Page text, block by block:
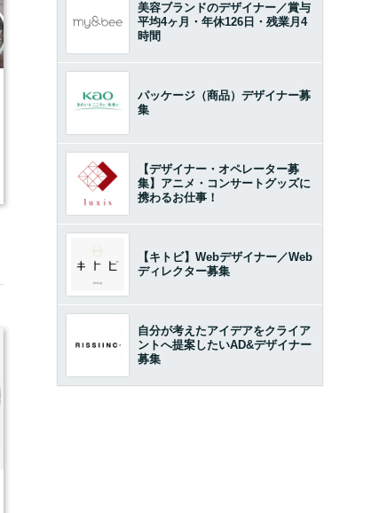
美容ブランドのデザイナー／賞与
平均4ヶ月・年休126日・残業月4
時間
パッケージ（商品）デザイナー募
集
【デザイナー・オペレーター募
集】アニメ・コンサートグッズに
携わるお仕事！
【キトビ】Webデザイナー／Web
ディレクター募集
自分が考えたアイデアをクライア
ントへ提案したいAD&デザイナー
募集